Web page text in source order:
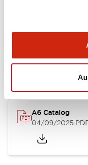
Kataloge & Broschüren
A6 Catalog
04/09/2025